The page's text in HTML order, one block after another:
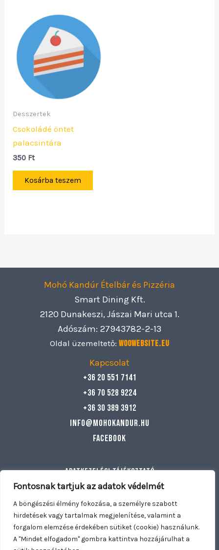
Fontosnak tartjuk az adatok védelmét
A böngészési élmény fokozása, a személyre szabott
hirdetések vagy tartalmak megjelenítése, valamint a
forgalom elemzése érdekében sütiket (cookie) használunk.
A "Mindet elfogadom" gombra kattintva hozzájárulhat a
Desszertek
Csokoládé öntet
palacsintára
350 Ft
Kosárba teszem
Mohó Kandúr Ételbár és Pizzéria
Smart Dining Kft.
2120 Dunakeszi, Jászai Mari utca 1.
Adószám: 27943782-2-13
Oldal üzemeltető: Woowebsite.eu
Kapcsolat
+36 20 551 7141
+36 70 528 9224
+36 30 389 3912
info@mohokandur.hu
Facebook
Adatkezelési tájékoztató
Általános szerződési feltételek
Egyéb információ
Copyright © 2026 Mohó Kandúr | Nyitva tartunk: Hétfő –